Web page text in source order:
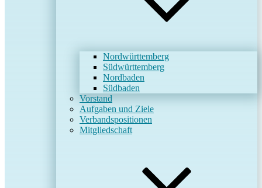
Nordwürttemberg
Südwürttemberg
Nordbaden
Südbaden
Vorstand
Aufgaben und Ziele
Verbandspositionen
Mitgliedschaft